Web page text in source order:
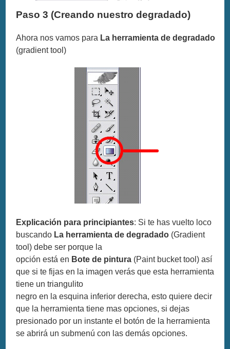
Paso 3 (Creando nuestro degradado)
Ahora nos vamos para La herramienta de degradado
(gradient tool)
Explicación para principiantes: Si te has vuelto loco
buscando La herramienta de degradado (Gradient
tool) debe ser porque la
opción está en Bote de pintura (Paint bucket tool) así
que si te fijas en la imagen verás que esta herramienta
tiene un triangulito
negro en la esquina inferior derecha, esto quiere decir
que la herramienta tiene mas opciones, si dejas
presionado por un instante el botón de la herramienta
se abrirá un submenú con las demás opciones.